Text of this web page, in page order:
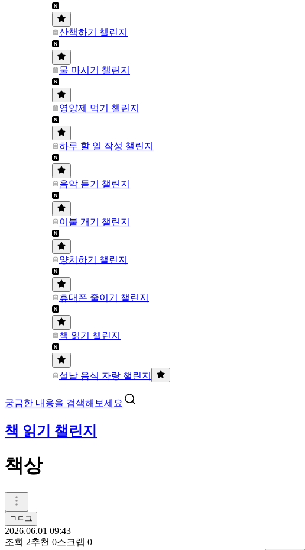
산책하기 챌린지
물 마시기 챌린지
영양제 먹기 챌린지
하루 할 일 작성 챌린지
음악 듣기 챌린지
이불 개기 챌린지
양치하기 챌린지
휴대폰 줄이기 챌린지
책 읽기 챌린지
설날 음식 자랑 챌린지
궁금한 내용을 검색해보세요
책 읽기 챌린지
책상
ㄱㄷ그
2026.06.01 09:43
조회 2추천 0스크랩 0